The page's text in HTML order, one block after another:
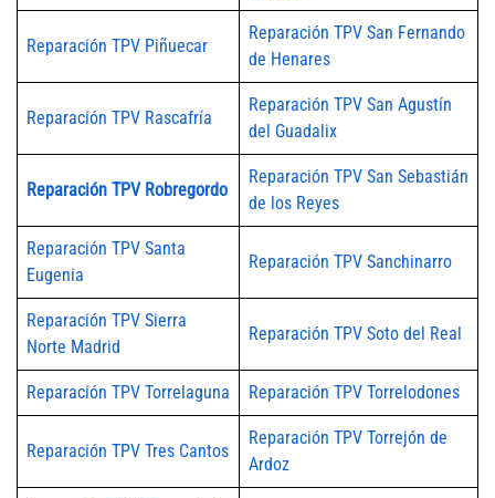
Reparación TPV Piñuecar
Reparación TPV San Fernando
de Henares
Reparación TPV Rascafría
Reparación TPV San Agustín
del Guadalix
Reparación TPV Robregordo
Reparación TPV San Sebastián
de los Reyes
Reparación TPV Santa
Eugenia
Reparación TPV Sanchinarro
Reparación TPV Sierra
Norte Madrid
Reparación TPV Soto del Real
Reparación TPV Torrelaguna Reparación TPV Torrelodones
Reparación TPV Tres Cantos
Reparación TPV Torrejón de
Ardoz